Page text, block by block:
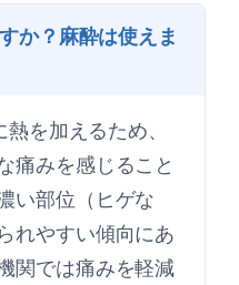
か？麻酔は使えま
を加えるため、
痛みを感じること
い部位（ヒゲな
れやすい傾向にあ
関では痛みを軽減